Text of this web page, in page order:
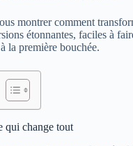
montrer comment
étonnantes, faciles à
la première bouchée.
qui change tout